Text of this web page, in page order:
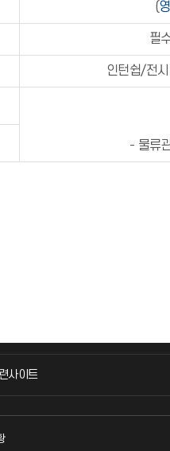
(
필
인턴쉽/전
- 물류
사이트
사이트
헬프콜